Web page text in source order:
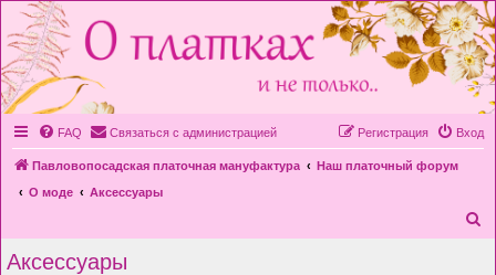
FAQ Связаться с администрацией Вход
Регистрация
Павловопосадская платочная мануфактура
Наш платочный форум
О моде
Аксессуары
Аксессуары